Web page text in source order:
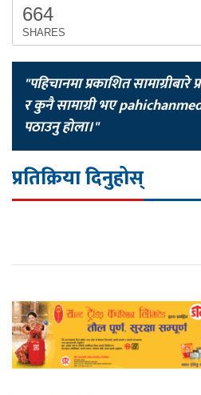
664
SHARES
"पहिचानमा प्रकाशित
र कुनै सामाग्री भए
पठाउनु होला।"
प्रतिक्रिया दिनुहोस्